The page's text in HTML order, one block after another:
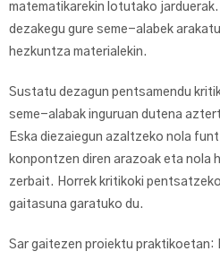
matematikarekin lotutako
dezakegu gure seme-alabek
hezkuntza materialekin.
Sustatu dezagun pentsamendu
seme-alabak inguruan dutena
Eska diezaiegun azaltzeko nola
konpontzen diren arazoak eta nola
zerbait. Horrek kritikoki
gaitasuna garatuko du.
Sar gaitezen proiektu praktikoetan: